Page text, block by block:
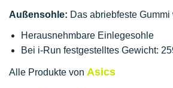
Außensohle: Das abriebfeste
Herausnehmbare Einlegesohle
Bei i-Run festgestelltes Gewicht:
Alle Produkte von Asics